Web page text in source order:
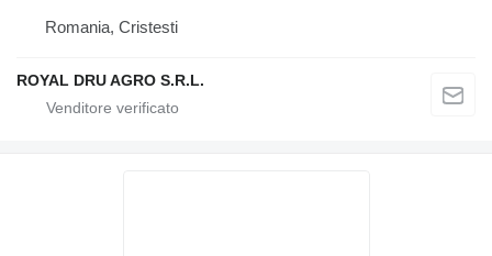
Romania, Cristesti
ROYAL DRU AGRO S.R.L.